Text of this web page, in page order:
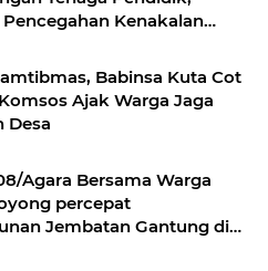
Kenakalan
Babinsa Kuta Cot
Ajak Warga Jaga
Desa
Agara Bersama Warga
percepat
Jembatan Gantung di